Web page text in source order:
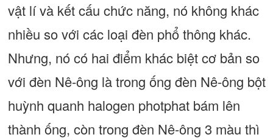
vật lí và kết cấu chức năng, nó không khác
nhiều so với các loại đèn phổ thông khác.
Nhưng, nó có hai điểm khác biệt cơ bản so
với đèn Nê-ông là trong ống đèn Nê-ông bột
huỳnh quanh halogen photphat bám lên
thành ống, còn trong đèn Nê-ông 3 màu thì